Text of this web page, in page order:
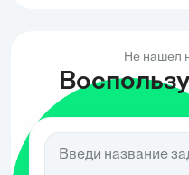
Не нашел